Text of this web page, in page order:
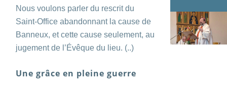
Nous voulons parler du rescrit du
Saint-Office abandonnant la cause de
Banneux, et cette cause seulement, au
jugement de l’Évêque du lieu. (..)
Une grâce en pleine guerre